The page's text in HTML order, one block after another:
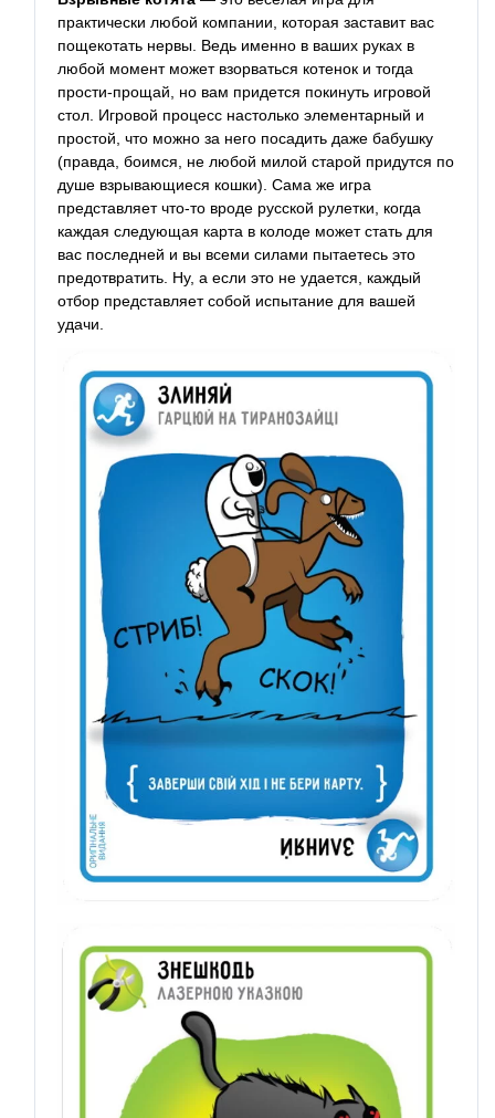
практически любой компании, которая заставит вас
пощекотать нервы. Ведь именно в ваших руках в
любой момент может взорваться котенок и тогда
прости-прощай, но вам придется покинуть игровой
стол. Игровой процесс настолько элементарный и
простой, что можно за него посадить даже бабушку
(правда, боимся, не любой милой старой придутся по
душе взрывающиеся кошки). Сама же игра
представляет что-то вроде русской рулетки, когда
каждая следующая карта в колоде может стать для
вас последней и вы всеми силами пытаетесь это
предотвратить. Ну, а если это не удается, каждый
отбор представляет собой испытание для вашей
удачи.